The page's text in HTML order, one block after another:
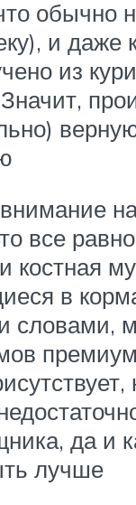
обычно
и даже
из
все
костная
в
словами,
да и
лучше